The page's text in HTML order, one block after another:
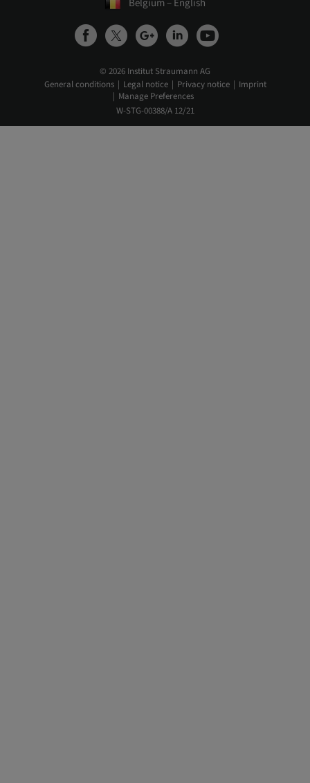
Belgium – English
© 2026 Institut Straumann AG
General conditions
Legal notice Privacy notice
Imprint
Manage Preferences
W-STG-00388/A 12/21